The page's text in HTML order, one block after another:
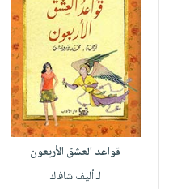
قواعد العشق الأربعون
لـ أليف شافاك